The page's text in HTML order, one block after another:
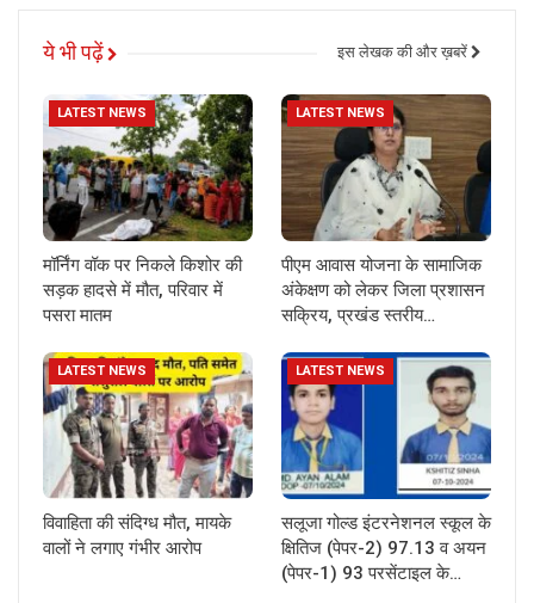
ये भी पढ़ें इस लेखक की और ख़बरें
LATEST NEWS
मॉर्निंग वॉक पर निकले किशोर की
सड़क हादसे में मौत, परिवार में
पसरा मातम
LATEST NEWS
पीएम आवास योजना के सामाजिक
अंकेक्षण को लेकर जिला प्रशासन
सक्रिय, प्रखंड स्तरीय…
LATEST NEWS
विवाहिता की संदिग्ध मौत, मायके
वालों ने लगाए गंभीर आरोप
LATEST NEWS
सलूजा गोल्ड इंटरनेशनल स्कूल के
क्षितिज (पेपर-2) 97.13 व अयन
(पेपर-1) 93 परसेंटाइल के…